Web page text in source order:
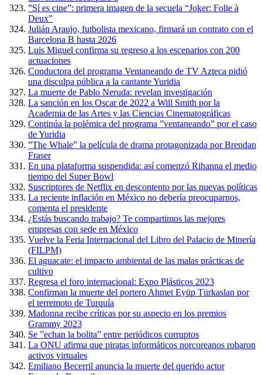
”Sí es cine”: primera imagen de la secuela “Joker: Folie à
Deux”
Julián Araujo, futbolista mexicano, firmará un contrato con el
Barcelona B hasta 2026
Luis Miguel confirma su regreso a los escenarios con 200
actuaciones
Conductora del programa Ventaneando de TV Azteca pidió
una disculpa pública a la cantante Yuridia
La muerte de Pablo Neruda: revelan investigación
La sanción en los Oscar de 2022 a Will Smith por la
Academia de las Artes y las Ciencias Cinematográficas
Continúa la polémica del programa ”ventaneando” por el caso
de Yuridia
”The Whale” la película de drama protagonizada por Brendan
Fraser
En una plataforma suspendida: así comenzó Rihanna el medio
tiempo del Super Bowl
Suscriptores de Netflix en descontento por las nuevas políticas
La reciente inflación en México no debería preocuparnos,
comenta el presidente
¿Estás buscando trabajo? Te compartimos las mejores
empresas con sede en México
Vuelve la Feria Internacional del Libro del Palacio de Minería
(FILPM)
El aguacate: el impacto ambiental de las malas prácticas de
cultivo
Regresa el foro internacional: Expo Plásticos 2023
Confirman la muerte del portero Ahmet Eyüp Türkaslan por
el terremoto de Turquía
Madonna recibe críticas por su aspecto en los premios
Grammy 2023
Se ”echan la bolita” entre periódicos corruptos
La ONU afirma que piratas informáticos norcoreanos robaron
activos virtuales
Emiliano Becerril anuncia la muerte del querido actor